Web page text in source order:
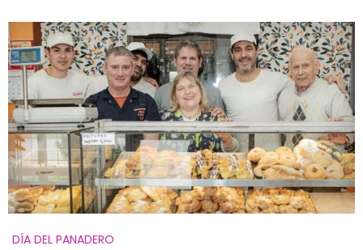
DÍA DEL PANADERO